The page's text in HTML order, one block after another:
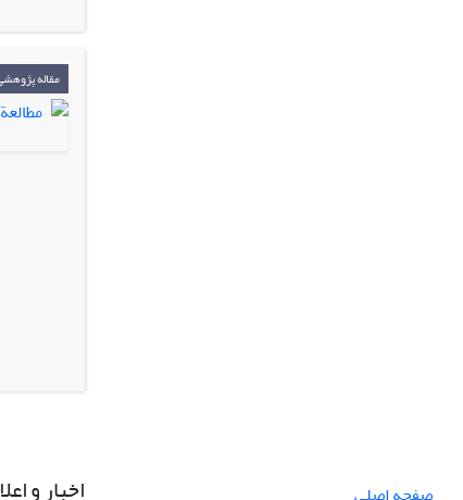
مقاله
اخبار و